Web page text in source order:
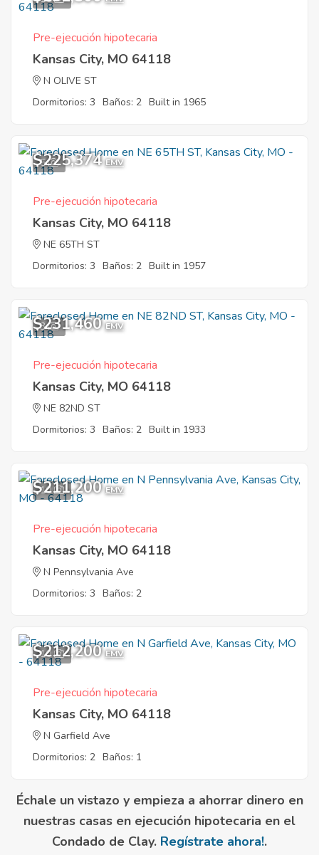
Pre-ejecución hipotecaria
Kansas City, MO 64118
N OLIVE ST
Dormitorios: 3 Baños: 2 Built in 1965
5
$225,374 EMV
Pre-ejecución hipotecaria
Kansas City, MO 64118
NE 65TH ST
Dormitorios: 3 Baños: 2 Built in 1957
3
$231,460 EMV
Pre-ejecución hipotecaria
Kansas City, MO 64118
NE 82ND ST
Dormitorios: 3 Baños: 2 Built in 1933
10
$211,200 EMV
Pre-ejecución hipotecaria
Kansas City, MO 64118
N Pennsylvania Ave
Dormitorios: 3 Baños: 2
10
$212,200 EMV
Pre-ejecución hipotecaria
Kansas City, MO 64118
N Garfield Ave
Dormitorios: 2 Baños: 1
Échale un vistazo y empieza a ahorrar dinero en
nuestras casas en ejecución hipotecaria en el
Condado de Clay. Regístrate ahora!.